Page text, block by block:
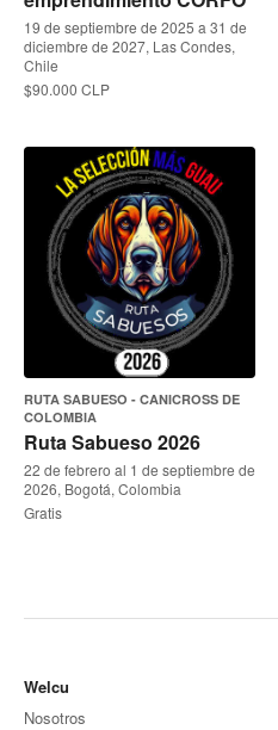
19 de septiembre de 2025 a 31 de
diciembre de 2027, Las Condes,
Chile
$90.000 CLP
RUTA SABUESO - CANICROSS DE
COLOMBIA
Ruta Sabueso 2026
22 de febrero al 1 de septiembre de
2026, Bogotá, Colombia
Gratis
Welcu
Nosotros